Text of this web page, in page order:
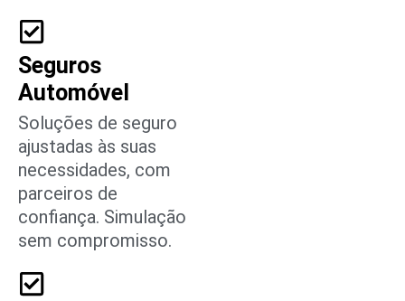
Seguros
Automóvel
Soluções de seguro
ajustadas às suas
necessidades, com
parceiros de
confiança. Simulação
sem compromisso.